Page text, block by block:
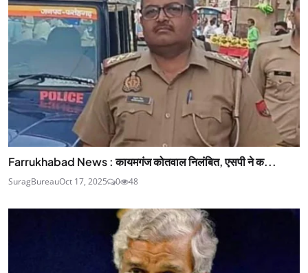
Farrukhabad News : कायमगंज कोतवाल निलंबित, एसपी ने क...
SuragBureauOct 17, 2025 0 48